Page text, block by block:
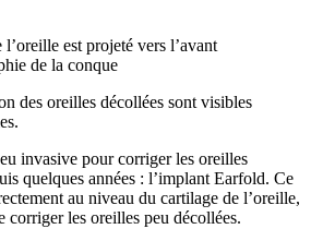
est projeté vers l’avant
de la conque
des oreilles décollées sont visibles
invasive pour corriger les oreilles
quelques années : l’implant Earfold. Ce
au niveau du cartilage de l’oreille,
corriger les oreilles peu décollées.